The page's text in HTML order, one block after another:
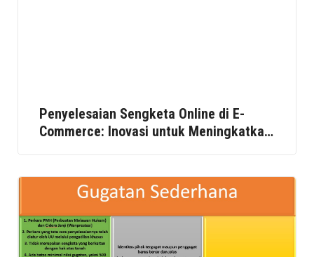
Penyelesaian Sengketa Online di E-
Commerce: Inovasi untuk Meningkatkan